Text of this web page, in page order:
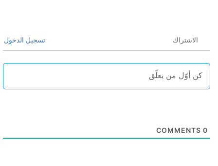
الاشتراك تسجيل الدخول
0